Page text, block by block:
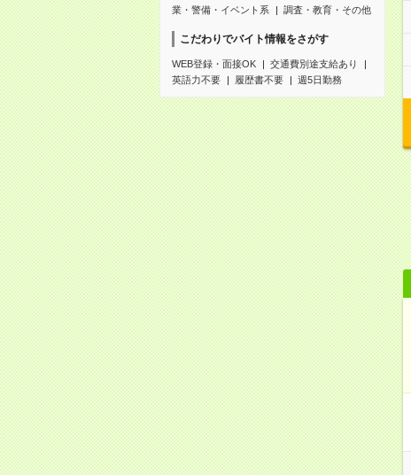
業・警備・イベント系
調査・教育・その他
こだわりでバイト情報をさがす
WEB登録・面接OK
交通費別途支給あり
英語力不要
履歴書不要 週5日勤務